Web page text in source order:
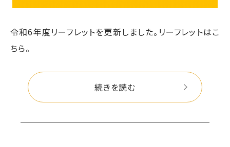
令和6年度リーフレットを更新しました。リーフレットはこ
ちら。
続きを読む